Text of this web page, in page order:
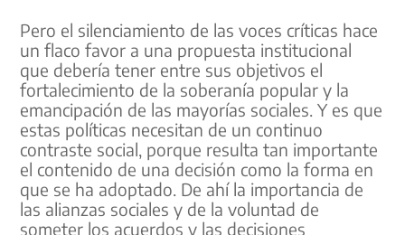
Pero el silenciamiento de las voces críticas hace
un flaco favor a una propuesta institucional
que debería tener entre sus objetivos el
fortalecimiento de la soberanía popular y la
emancipación de las mayorías sociales. Y es que
estas políticas necesitan de un continuo
contraste social, porque resulta tan importante
el contenido de una decisión como la forma en
que se ha adoptado. De ahí la importancia de
las alianzas sociales y de la voluntad de
someter los acuerdos y las decisiones